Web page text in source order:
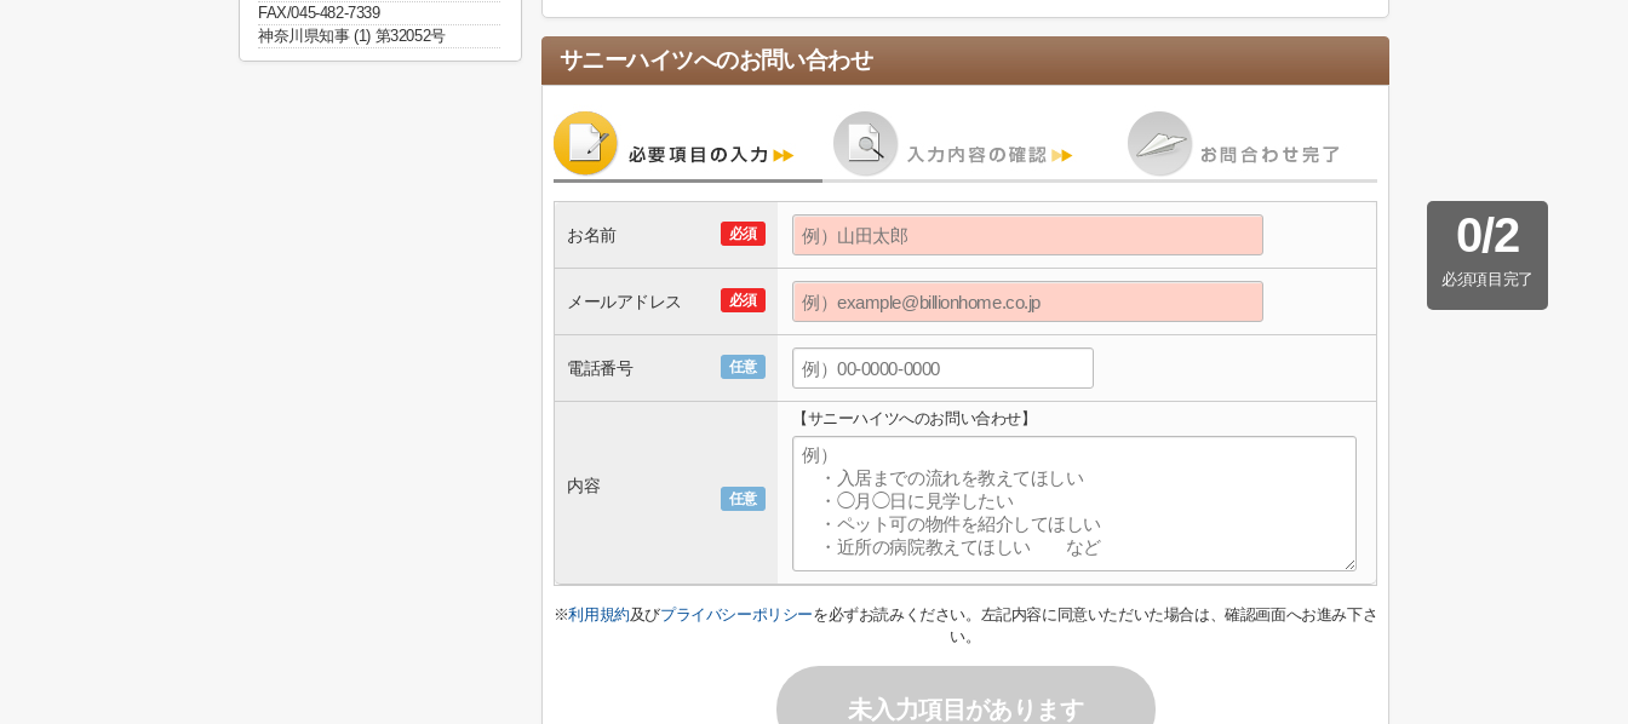
サニーハイツへのお問い合わせ
0/2
必須項目完了
必須
お名前
必須
メールアドレス
任意
電話番号
任意
内容
【サニーハイツへのお問い合わせ】
※利用規約及びプライバシーポリシーを必ずお読みください。左記内容に同意いただいた場合は、確認画面へお進み下さ
い。
未入力項目があります
FAX/045-482-7339
神奈川県知事 (1) 第32052号